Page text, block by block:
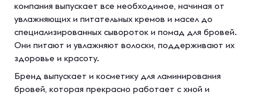
компания выпускает все необходимое, начиная от
увлажняющих и питательных кремов и масел до
специализированных сывороток и помад для бровей.
Они питают и увлажняют волоски, поддерживают их
здоровье и красоту.
Бренд выпускает и косметику для ламинирования
бровей, которая прекрасно работает с хной и